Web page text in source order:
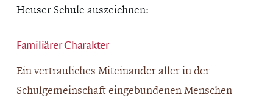
Heuser Schule auszeichnen:
Familiärer Charakter
Ein vertrauliches Miteinander aller in der
Schulgemeinschaft eingebundenen Menschen